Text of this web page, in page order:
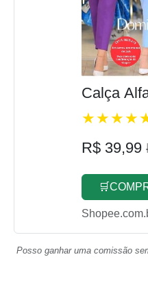
Calça
R$ 39,99
Posso ganhar uma comissão